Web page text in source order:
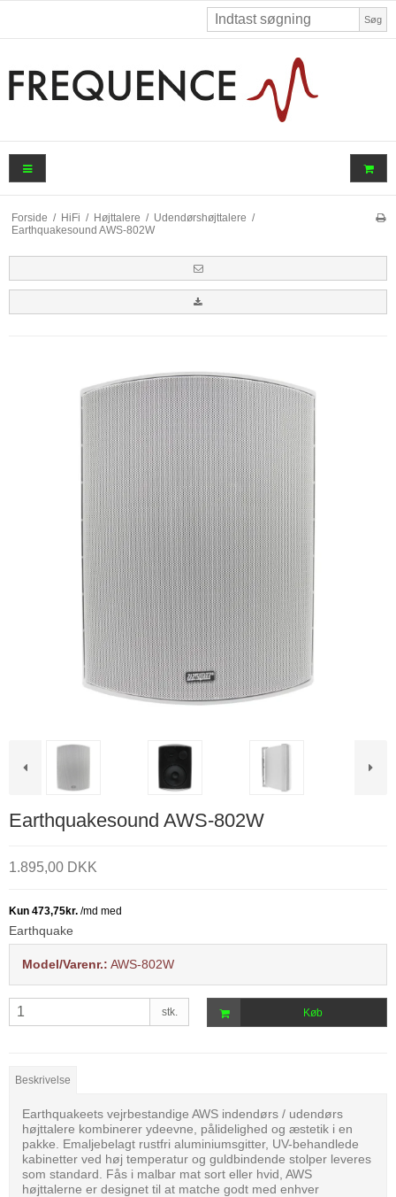
Søg
Forside / HiFi / Højttalere / Udendørshøjttalere /
Earthquakesound AWS-802W
Earthquakesound AWS-802W
1.895,00 DKK
Earthquake
Model/Varenr.: AWS-802W
stk. Køb
Beskrivelse
Earthquakeets vejrbestandige AWS indendørs / udendørs
højttalere kombinerer ydeevne, pålidelighed og æstetik i en
pakke. Emaljebelagt rustfri aluminiumsgitter, UV-behandlede
kabinetter ved høj temperatur og guldbindende stolper leveres
som standard. Fås i malbar mat sort eller hvid, AWS
højttalerne er designet til at matche godt med enhver